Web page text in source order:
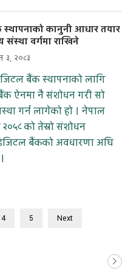
कानुनी आधार तयार
संस्था वर्गमा राखिने
३, २०८३
बैंक स्थापनाको लागि
बैंक ऐनमा नै संशोधन गरी सो
गर्न लागेको हो । नेपाल
२०५८ को तेस्रो संशोधन
बैंकको अवधारणा अघि
4 5 Next